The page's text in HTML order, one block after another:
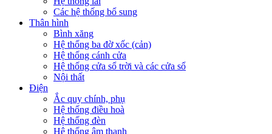
Các hệ thống bổ sung
Thân hình
Bình xăng
Hệ thống ba đờ xốc (cản)
Hệ thống cánh cửa
Hệ thống cửa sổ trời và các cửa sổ
Nội thất
Điện
Ắc quy chính, phụ
Hệ thống điều hoà
Hệ thống đèn
Hệ thống âm thanh